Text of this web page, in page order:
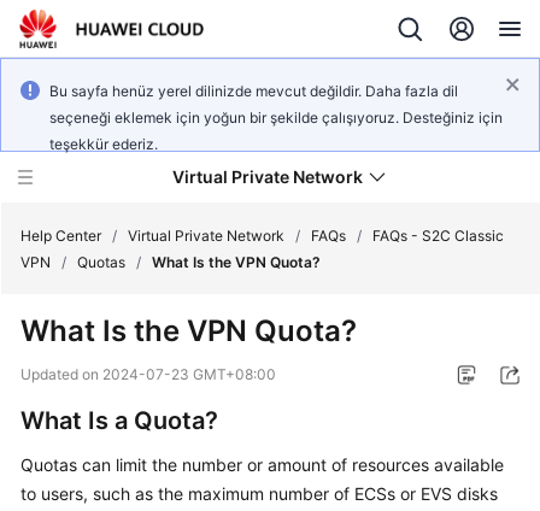
Bu sayfa henüz yerel dilinizde mevcut değildir. Daha fazla dil
seçeneği eklemek için yoğun bir şekilde çalışıyoruz. Desteğiniz için
teşekkür ederiz.
Virtual Private Network
New
Overview
Billing
Help Center / Virtual Private Network / FAQs /
FAQs - S2C Classic
VPN
/ Quotas / What Is the VPN Quota?
What Is the VPN Quota?
Updated on 2024-07-23 GMT+08:00
What Is a Quota?
Quotas can limit the number or amount of resources available
to users, such as the maximum number of ECSs or EVS disks